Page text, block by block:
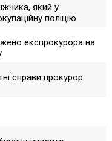
який у
поліцію
експрокурора на
справи прокурор